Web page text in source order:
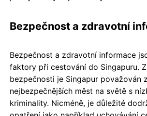
Bezpečnost a zdravotní
Bezpečnost a zdravotní informace
faktory při cestování do Singapuru.
bezpečnosti je Singapur považován
nejbezpečnějších měst na světě s
kriminality. Nicméně, je důležité